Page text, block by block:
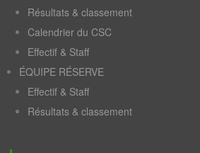
Résultats & classement
Calendrier du CSC
Effectif & Staff
ÉQUIPE RÉSERVE
Effectif & Staff
Résultats & classement